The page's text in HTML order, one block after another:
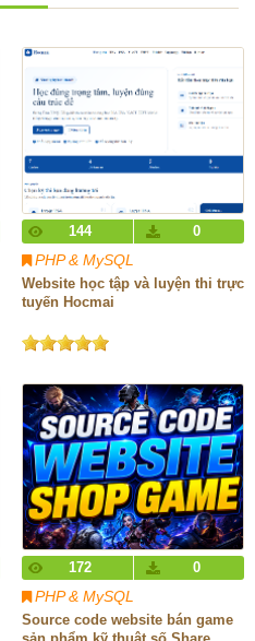
144 0
PHP & MySQL
Website học tập và luyện thi trực
tuyến Hocmai
172 0
PHP & MySQL
Source code website bán game